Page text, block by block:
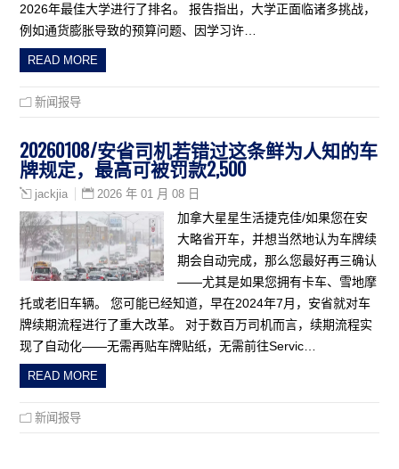
2026年最佳大学进行了排名。 报告指出，大学正面临诸多挑战，
例如通货膨胀导致的预算问题、因学习许…
READ MORE
新闻报导
20260108/安省司机若错过这条鲜为人知的车
牌规定，最高可被罚款2,500
jackjia 2026 年 01 月 08 日
加拿大星星生活捷克佳/如果您在安
大略省开车，并想当然地认为车牌续
期会自动完成，那么您最好再三确认
——尤其是如果您拥有卡车、雪地摩
托或老旧车辆。 您可能已经知道，早在2024年7月，安省就对车
牌续期流程进行了重大改革。 对于数百万司机而言，续期流程实
现了自动化——无需再贴车牌贴纸，无需前往Servic…
READ MORE
新闻报导